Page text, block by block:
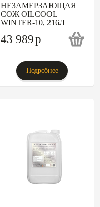
НЕЗАМЕРЗАЮЩАЯ
СОЖ OILCOOL
WINTER-10, 216Л
43 989p
Подробнее